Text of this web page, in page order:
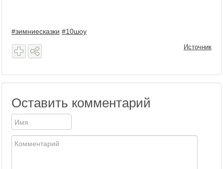
#зимниесказки #10шоу
Источник
Оставить комментарий